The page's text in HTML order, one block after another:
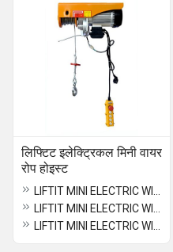
लिफ्टिट इलेक्ट्रिकल मिनी वायर
रोप होइस्ट